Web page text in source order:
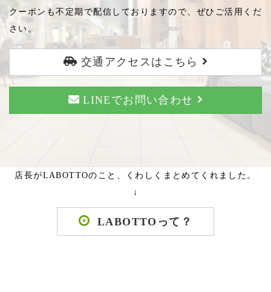
クーポンも不定期で配信しておりますので、ぜひご活用くだ
さい。
交通アクセスはこちら
LINEでお問い合わせ
店長がLABOTTOのこと、くわしくまとめてくれました。
↓
LABOTTOって？